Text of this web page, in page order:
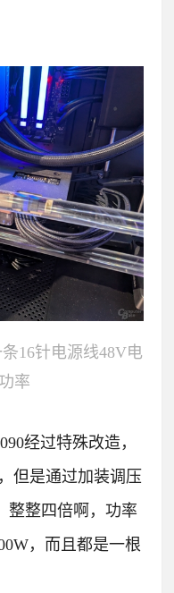
16针电源线48V电
率
经过特殊改造，
但是通过加装调压
整整四倍啊，功率
，而且都是一根